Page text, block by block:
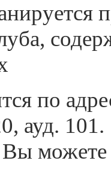
по
ауд. 101.
Вы